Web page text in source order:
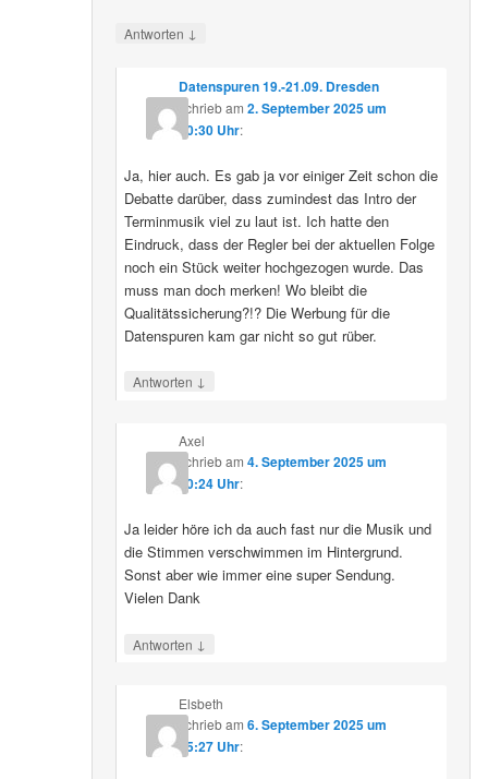
Antworten ↓
Datenspuren 19.-21.09. Dresden
schriebam 2. September 2025 um
10:30 Uhr:
Ja, hier auch. Es gab ja vor einiger Zeit schon die
Debatte darüber, dass zumindest das Intro der
Terminmusik viel zu laut ist. Ich hatte den
Eindruck, dass der Regler bei der aktuellen Folge
noch ein Stück weiter hochgezogen wurde. Das
muss man doch merken! Wo bleibt die
Qualitätssicherung?!? Die Werbung für die
Datenspuren kam gar nicht so gut rüber.
Antworten ↓
Axel
schriebam 4. September 2025 um
10:24 Uhr:
Ja leider höre ich da auch fast nur die Musik und
die Stimmen verschwimmen im Hintergrund.
Sonst aber wie immer eine super Sendung.
Vielen Dank
Antworten ↓
Elsbeth
schriebam 6. September 2025 um
15:27 Uhr: